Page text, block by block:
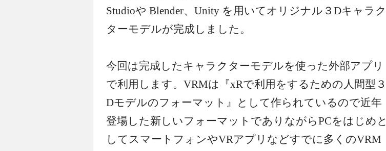
Studioや Blender、Unity を用いてオリジナル３Dキャラク
ターモデルが完成しました。
今回は完成したキャラクターモデルを使った外部アプリ
で利用します。 VRMは『xRで利用をするための人間型３
Dモデルのフォーマット』として作られているので近年
登場した新しいフォーマットでありながらPCをはじめと
してスマートフォンやVRアプリなどすでに多くのVRM